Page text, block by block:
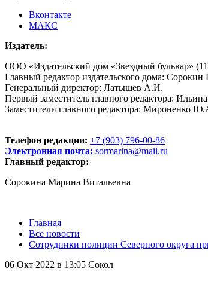
Вконтакте
МАКС
Издатель:
ООО «Издательский дом «Звездный бульвар»
Главный редактор издательского дома:
Генеральный директор: Латышев А.И.
Первый заместитель главного редактора:
Заместители главного редактора:
Телефон редакции: +7 (903) 796-00-86
Электронная почта: sormarina@mail.ru
Главный редактор:
Сорокина Марина Витальевна
Главная
Все новости
Сотрудники полиции Северного округа
06 Окт 2022 в 13:05 Сокол